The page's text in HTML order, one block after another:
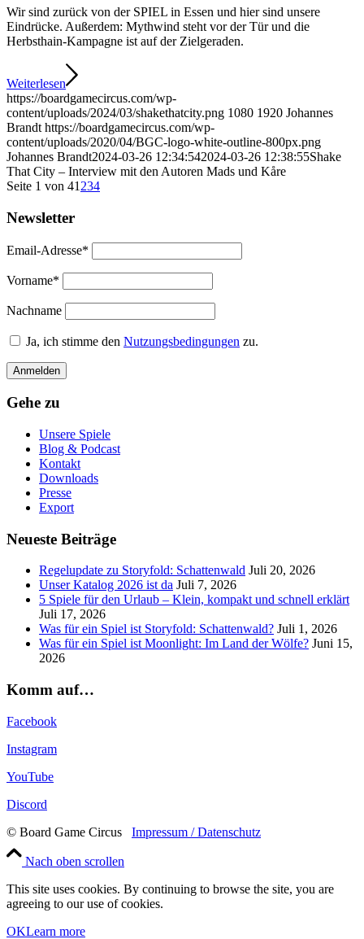
Wir sind zurück von der SPIEL in Essen und hier sind unsere
Eindrücke. Außerdem: Mythwind steht vor der Tür und die
Herbsthain-Kampagne ist auf der Zielgeraden.
Weiterlesen
https://boardgamecircus.com/wp-
content/uploads/2024/03/shakethatcity.png 1080 1920 Johannes
Brandt https://boardgamecircus.com/wp-
content/uploads/2020/04/BGC-logo-white-outline-800px.png
Johannes Brandt2024-03-26 12:34:542024-03-26 12:38:55Shake
That City – Interview mit den Autoren Mads und Kåre
Seite 1 von 41 234
Newsletter
Email-Adresse*
Vorname*
Nachname
Ja, ich stimme den Nutzungsbedingungen zu.
Gehe zu
Unsere Spiele
Blog & Podcast
Kontakt
Downloads
Presse
Export
Neueste Beiträge
Regelupdate zu Storyfold: Schattenwald Juli 20, 2026
Unser Katalog 2026 ist da Juli 7, 2026
5 Spiele für den Urlaub – Klein, kompakt und schnell erklärt
Juli 17, 2026
Was für ein Spiel ist Storyfold: Schattenwald? Juli 1, 2026
Was für ein Spiel ist Moonlight: Im Land der Wölfe? Juni 15,
2026
Komm auf…
Facebook
Instagram
YouTube
Discord
© Board Game Circus Impressum / Datenschutz
Nach oben scrollen
This site uses cookies. By continuing to browse the site, you are
agreeing to our use of cookies.
OKLearn more